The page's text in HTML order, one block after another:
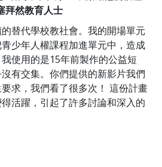
拜然教育人士
替代學校教社會。我的開場單元
少年人權課程加進單元中，造成
使用的是15年前製作的公益短
有交集。你們提供的新影片我們
求，我們看了很多次！ 這份計畫
活躍，引起了許多討論和深入的